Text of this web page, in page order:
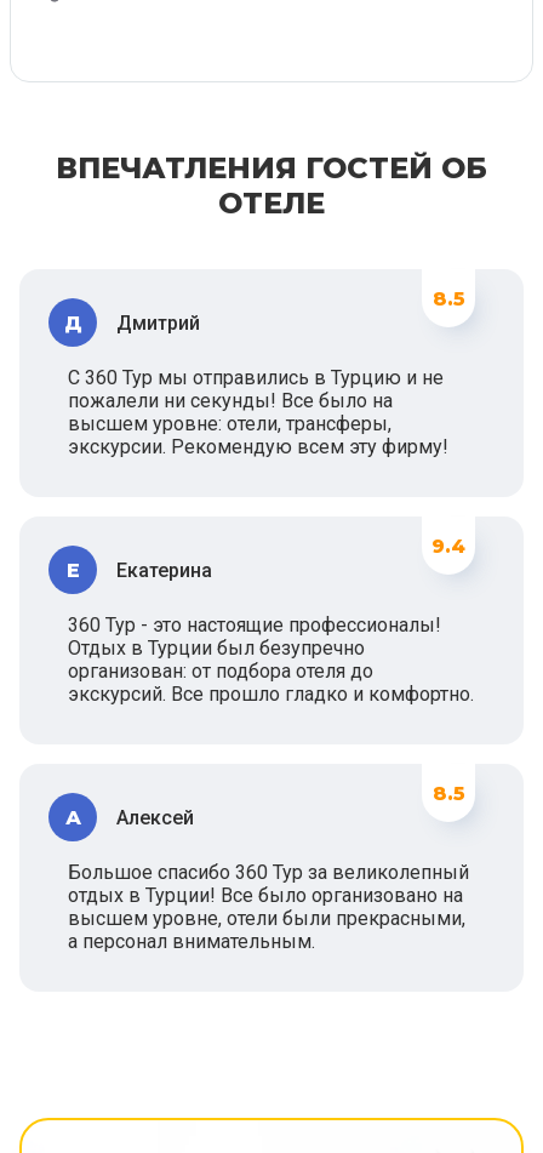
ВПЕЧАТЛЕНИЯ ГОСТЕЙ ОБ
ОТЕЛЕ
Д Дмитрий
8.5
С 360 Тур мы отправились в Турцию и не
пожалели ни секунды! Все было на
высшем уровне: отели, трансферы,
экскурсии. Рекомендую всем эту фирму!
Е Екатерина
9.4
360 Тур - это настоящие профессионалы!
Отдых в Турции был безупречно
организован: от подбора отеля до
экскурсий. Все прошло гладко и комфортно.
А Алексей
8.5
Большое спасибо 360 Тур за великолепный
отдых в Турции! Все было организовано на
высшем уровне, отели были прекрасными,
а персонал внимательным.